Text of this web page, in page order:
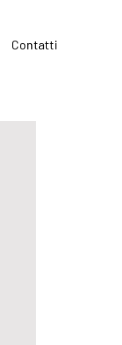
Contatti